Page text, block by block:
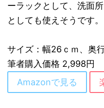
ーラックとして、洗面
としても使えそうです。
サイズ：幅26ｃｍ、奥
筆者購入価格 2,998円
Amazonで見る